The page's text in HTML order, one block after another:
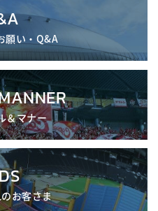
願い・Q&A
＆マナー
お客さま